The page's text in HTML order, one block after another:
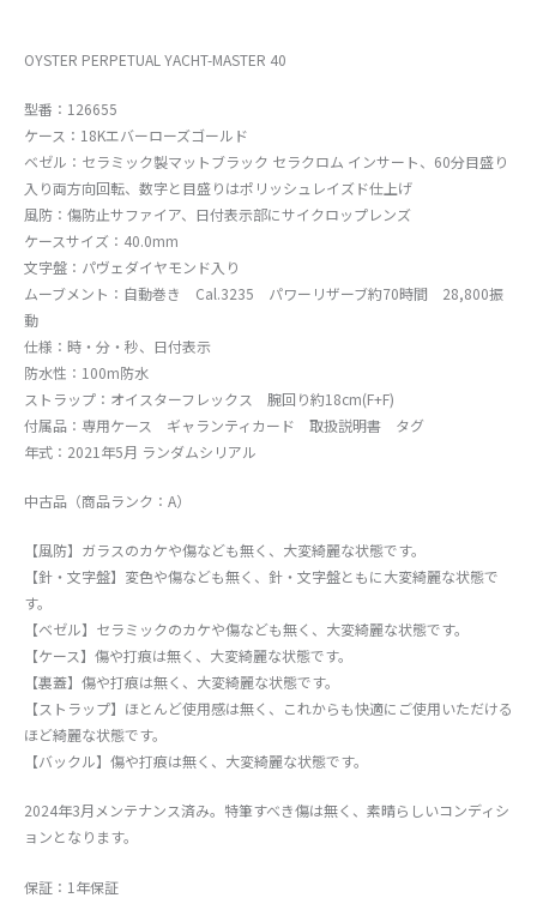
OYSTER PERPETUAL YACHT-MASTER 40
型番：126655
ケース：18Kエバーローズゴールド
ベゼル：セラミック製マットブラック セラクロム インサート、60分目盛り
入り両方向回転、数字と目盛りはポリッシュレイズド仕上げ
風防：傷防止サファイア、日付表示部にサイクロップレンズ
ケースサイズ：40.0mm
文字盤：パヴェダイヤモンド入り
ムーブメント：自動巻き Cal.3235 パワーリザーブ約70時間 28,800振
動
仕様：時・分・秒、日付表示
防水性：100m防水
ストラップ：オイスターフレックス 腕回り約18cm(F+F)
付属品：専用ケース ギャランティカード 取扱説明書 タグ
年式：2021年5月 ランダムシリアル
中古品（商品ランク：A）
【風防】ガラスのカケや傷なども無く、大変綺麗な状態です。
【針・文字盤】変色や傷なども無く、針・文字盤ともに大変綺麗な状態で
す。
【ベゼル】セラミックのカケや傷なども無く、大変綺麗な状態です。
【ケース】傷や打痕は無く、大変綺麗な状態です。
【裏蓋】傷や打痕は無く、大変綺麗な状態です。
【ストラップ】ほとんど使用感は無く、これからも快適にご使用いただける
ほど綺麗な状態です。
【バックル】傷や打痕は無く、大変綺麗な状態です。
2024年3月メンテナンス済み。特筆すべき傷は無く、素晴らしいコンディシ
ョンとなります。
保証：1年保証